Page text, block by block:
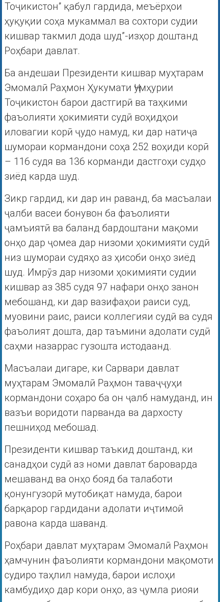
Тоҷикистон” қабул гардида, меъёрҳои
ҳуқуқии соҳа мукаммал ва сохтори судии
кишвар такмил дода шуд”-изҳор доштанд
Роҳбари давлат.
Ба андешаи Президенти кишвар муҳтарам
Эмомалӣ Раҳмон Ҳукумати Ҷумҳурии
Тоҷикистон барои дастгирӣ ва таҳкими
фаъолияти ҳокимияти судӣ воҳидҳои
иловагии корӣ ҷудо намуд, ки дар натиҷа
шумораи кормандони соҳа 252 воҳиди корӣ
– 116 судя ва 136 корманди дастгоҳи судҳо
зиёд карда шуд.
Зикр гардид, ки дар ин раванд, ба масъалаи
ҷалби васеи бонувон ба фаъолияти
ҷамъиятӣ ва баланд бардоштани мақоми
онҳо дар ҷомеа дар низоми ҳокимияти судӣ
низ шумораи судяҳо аз ҳисоби онҳо зиёд
шуд. Имрӯз дар низоми ҳокимияти судии
кишвар аз 385 судя 97 нафари онҳо занон
мебошанд, ки дар вазифаҳои раиси суд,
муовини раис, раиси коллегияи судӣ ва судя
фаъолият дошта, дар таъмини адолати судӣ
саҳми назаррас гузошта истодаанд.
Масъалаи дигаре, ки Сарвари давлат
муҳтарам Эмомалӣ Раҳмон таваҷҷуҳи
кормандони соҳаро ба он ҷалб намуданд, ин
вазъи воридоти парванда ва дархосту
пешниҳод мебошад.
Президенти кишвар таъкид доштанд, ки
санадҳои судӣ аз номи давлат бароварда
мешаванд ва онҳо бояд ба талаботи
қонунгузорӣ мутобиқат намуда, барои
барқарор гардидани адолати иҷтимоӣ
равона карда шаванд.
Роҳбари давлат муҳтарам Эмомалӣ Раҳмон
ҳамчунин фаъолияти кормандони мақомоти
судиро таҳлил намуда, барои ислоҳи
камбудиҳо дар кори онҳо, аз ҷумла риояи